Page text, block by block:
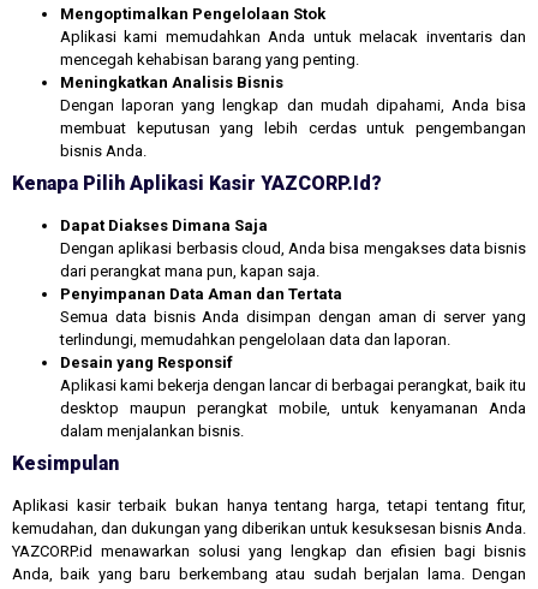
Mengoptimalkan Pengelolaan Stok
Aplikasi kami memudahkan Anda untuk melacak inventaris dan
mencegah kehabisan barang yang penting.
Meningkatkan Analisis Bisnis
Dengan laporan yang lengkap dan mudah dipahami, Anda bisa
membuat keputusan yang lebih cerdas untuk pengembangan
bisnis Anda.
Kenapa Pilih Aplikasi Kasir YAZCORP.id?
Dapat Diakses Dimana Saja
Dengan aplikasi berbasis cloud, Anda bisa mengakses data bisnis
dari perangkat mana pun, kapan saja.
Penyimpanan Data Aman dan Tertata
Semua data bisnis Anda disimpan dengan aman di server yang
terlindungi, memudahkan pengelolaan data dan laporan.
Desain yang Responsif
Aplikasi kami bekerja dengan lancar di berbagai perangkat, baik itu
desktop maupun perangkat mobile, untuk kenyamanan Anda
dalam menjalankan bisnis.
Kesimpulan
Aplikasi kasir terbaik bukan hanya tentang harga, tetapi tentang fitur,
kemudahan, dan dukungan yang diberikan untuk kesuksesan bisnis Anda.
YAZCORP.id menawarkan solusi yang lengkap dan efisien bagi bisnis
Anda, baik yang baru berkembang atau sudah berjalan lama. Dengan